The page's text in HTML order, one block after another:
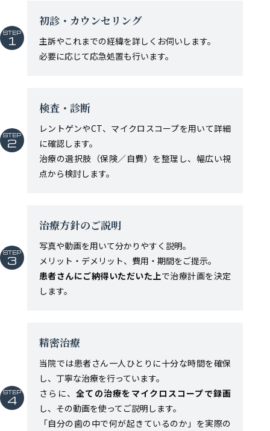
STEP
1
初診・カウンセリング
主訴やこれまでの経緯を詳しくお伺いします。
必要に応じて応急処置も行います。
STEP
2
検査・診断
レントゲンやCT、マイクロスコープを用いて詳細
に確認します。
治療の選択肢（保険／自費）を整理し、幅広い視
点から検討します。
STEP
3
治療方針のご説明
写真や動画を用いて分かりやすく説明。
メリット・デメリット、費用・期間をご提示。
患者さんにご納得いただいた上で治療計画を決定
します。
STEP
4
精密治療
当院では患者さん一人ひとりに十分な時間を確保
し、丁寧な治療を行っています。
さらに、全ての治療をマイクロスコープで録画
し、その動画を使ってご説明します。
「自分の歯の中で何が起きているのか」を実際の